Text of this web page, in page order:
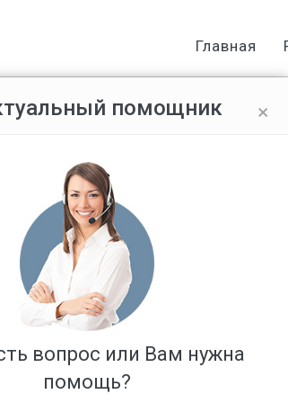
Главная
в соцзащите
прописан со
ребёнка.
×
помощник
вопрос или Вам нужна
помощь?